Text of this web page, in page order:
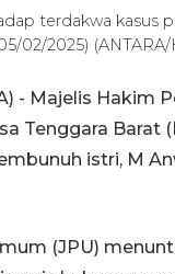
terdakwa kasus
02/2025)
- Majelis Hakim
Tenggara
istri, M
(JPU)